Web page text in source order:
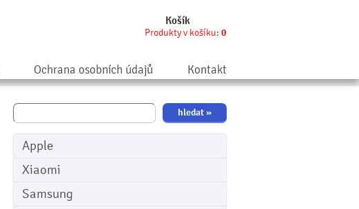
Košík
Produkty v košíku: 0
Ochrana osobních údajů Kontakt
Apple
Xiaomi
Samsung